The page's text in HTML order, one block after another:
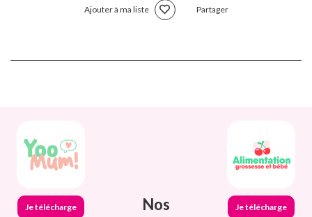
Ajouter à ma liste Partager
Je télécharge
Nos
Je télécharge